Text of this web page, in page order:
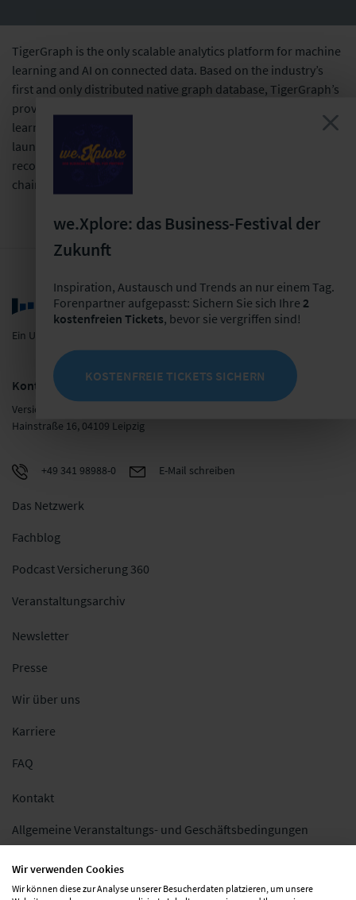
TigerGraph is the only scalable analytics platform for machine
learning and AI on connected data. Based on the industry’s
first and only distributed native graph database, TigerGraph’s
proven technology supports advanced analytics and machine
learning applications such as fraud detection, anti-money
laundering (AML), entity resolution, customer 360,
recommendations, knowledge graph, cybersecurity, supply
chain, IoT, and network analysis.
we.Xplore: das Business-Festival der
Zukunft
Inspiration, Austausch und Trends an nur einem Tag.
Forenpartner aufgepasst: Sichern Sie sich Ihre 2
kostenfreien Tickets, bevor sie vergriffen sind!
KOSTENFREIE TICKETS SICHERN
Ein Unternehmen der LF Gruppe
Kontakt
Versicherungsforen Leipzig GmbH
Hainstraße 16, 04109 Leipzig
+49 341 98988-0 E-Mail schreiben
Das Netzwerk
Fachblog
Podcast Versicherung 360
Veranstaltungsarchiv
Newsletter
Presse
Wir über uns
Karriere
FAQ
Kontakt
Allgemeine Veranstaltungs- und Geschäftsbedingungen
Datenschutz
Wir verwenden Cookies
Wir können diese zur Analyse unserer Besucherdaten platzieren, um unsere